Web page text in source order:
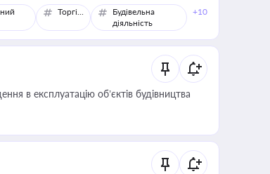
Торгівля
Будівельна
діяльність
+10
в експлуатацію об’єктів будівництва